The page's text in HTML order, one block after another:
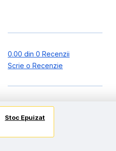
0.00 din 0 Recenzii
Scrie o Recenzie
Stoc Epuizat
Autonomie
Stoc Epuizat